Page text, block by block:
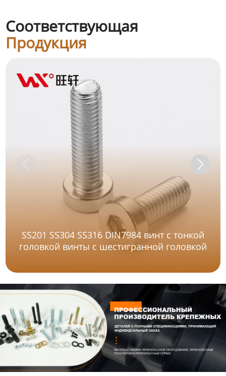
Соответствующая
Продукция
SS201 SS304 SS316 DIN7984 винт с тонкой
головкой винты с шестигранной головкой